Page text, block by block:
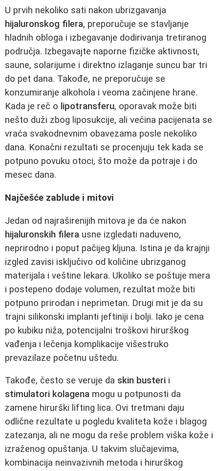
U prvih nekoliko sati nakon ubrizgavanja
hijaluronskog filera, preporučuje se stavljanje
hladnih obloga i izbegavanje dodirivanja tretiranog
područja. Izbegavajte naporne fizičke aktivnosti,
saune, solarijume i direktno izlaganje suncu bar tri
do pet dana. Takođe, ne preporučuje se
konzumiranje alkohola i veoma začinjene hrane.
Kada je reč o lipotransferu, oporavak može biti
nešto duži zbog liposukcije, ali većina pacijenata se
vraća svakodnevnim obavezama posle nekoliko
dana. Konačni rezultati se procenjuju tek kada se
potpuno povuku otoci, što može da potraje i do
mesec dana.
Najčešće zablude i mitovi
Jedan od najraširenijih mitova je da će nakon
hijaluronskih filera usne izgledati naduveno,
neprirodno i poput pačijeg kljuna. Istina je da krajnji
izgled zavisi isključivo od količine ubrizganog
materijala i veštine lekara. Ukoliko se poštuje mera
i postepeno dodaje volumen, rezultat može biti
potpuno prirodan i neprimetan. Drugi mit je da su
trajni silikonski implanti jeftiniji i bolji. Iako je cena
po kubiku niža, potencijalni troškovi hirurškog
vađenja i lečenja komplikacije višestruko
prevazilaze početnu uštedu.
Takođe, često se veruje da skin busteri i
stimulatori kolagena mogu u potpunosti da
zamene hirurški lifting lica. Ovi tretmani daju
odlične rezultate u pogledu kvaliteta kože i blagog
zatezanja, ali ne mogu da reše problem viška kože i
izraženog opuštanja. U takvim slučajevima,
kombinacija neinvazivnih metoda i hirurškog